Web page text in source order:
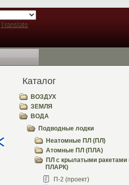
Translate
Каталог
ВОЗДУХ
ЗЕМЛЯ
ВОДА
Подводные лодки
Неатомные ПЛ (ПЛ)
Атомные ПЛ (ПЛА)
ПЛ с крылатыми ракетами
ПЛАРК)
П-2 (проект)